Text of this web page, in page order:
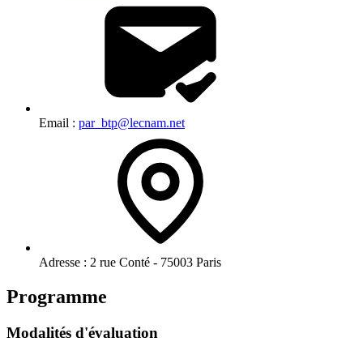
Email : par_btp@lecnam.net
Adresse : 2 rue Conté - 75003 Paris
Programme
Modalités d'évaluation